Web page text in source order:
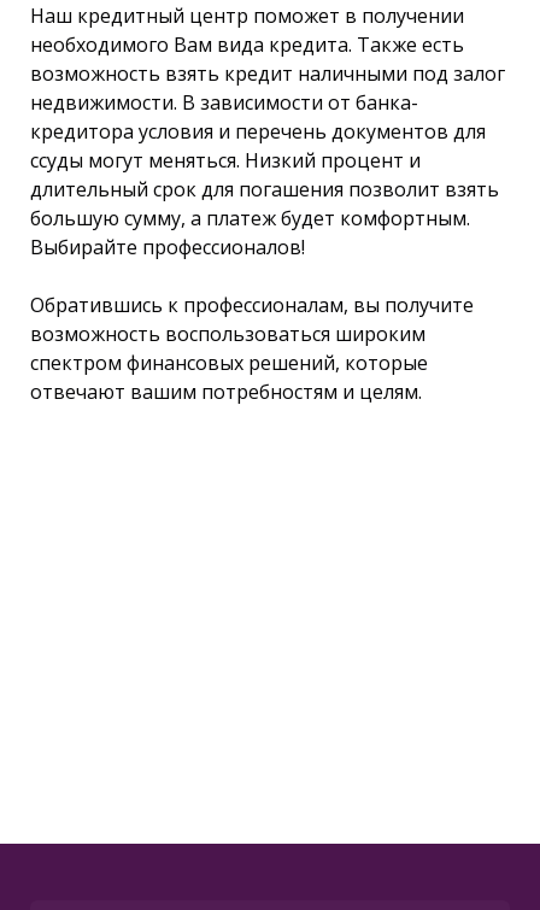
Наш кредитный центр поможет в получении
необходимого Вам вида кредита. Также есть
возможность взять кредит наличными под залог
недвижимости. В зависимости от банка-
кредитора условия и перечень документов для
ссуды могут меняться. Низкий процент и
длительный срок для погашения позволит взять
большую сумму, а платеж будет комфортным.
Выбирайте профессионалов!
Обратившись к профессионалам, вы получите
возможность воспользоваться широким
спектром финансовых решений, которые
отвечают вашим потребностям и целям.